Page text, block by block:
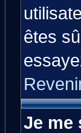
êtes
Je me